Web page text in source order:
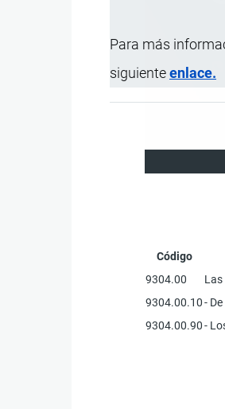
Para más
siguienteenlace.
Código
9304.00
Las
9304.00.10-
9304.00.90-